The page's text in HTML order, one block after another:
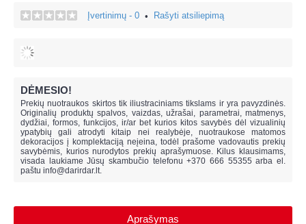
Įvertinimų - 0 • Rašyti atsiliepimą
DĖMESIO!
Prekių nuotraukos skirtos tik iliustraciniams tikslams ir yra pavyzdinės.
Originalių produktų spalvos, vaizdas, užrašai, parametrai, matmenys,
dydžiai, formos, funkcijos, ir/ar bet kurios kitos savybės dėl vizualinių
ypatybių gali atrodyti kitaip nei realybėje, nuotraukose matomos
dekoracijos į komplektaciją neįeina, todėl prašome vadovautis prekių
savybėmis, kurios nurodytos prekių aprašymuose. Kilus klausimams,
visada laukiame Jūsų skambučio telefonu +370 666 55355 arba el.
paštu info@darirdar.lt.
Aprašymas